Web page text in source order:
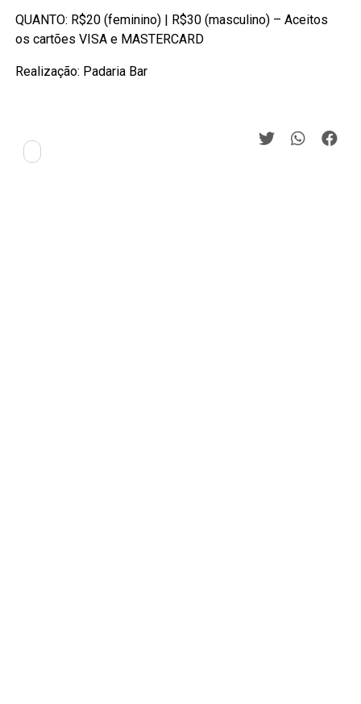
QUANTO: R$20 (feminino) | R$30 (masculino) – Aceitos
os cartões VISA e MASTERCARD
Realização: Padaria Bar